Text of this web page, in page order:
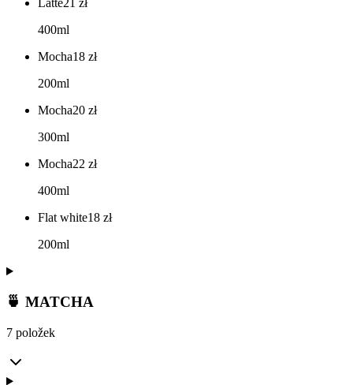
Latte21
zł
400ml
Mocha18 zł
200ml
Mocha20 zł
300ml
Mocha22 zł
400ml
Flat white18 zł
200ml
🍵 MATCHA
7 položek